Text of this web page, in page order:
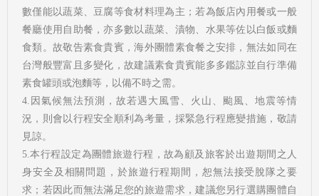
數僅能以蔬菜、豆腐等食材料理為主；若為飯店內用餐或一般
餐廳使用自助餐，亦多數以蔬菜、漬物、水果等佐以白飯或麵
食類。故敬告素食貴賓，海外團體素食餐之安排，無法如同在
台灣般豐富且多變化，故建議素食貴賓能多多鑑諒並自行準備
素食罐頭或泡麵等，以備不時之需。
4.因氣候無法預測，故若遇大風雪、火山、颱風、地震等情
況，則會以行程安全順利為考量，採緊急行程應變措施，敬請
見諒。
5.本行程設定為團體旅遊行程，故為顧及旅客於出遊期間之人
身安全及相關問題，於旅遊行程期間，恕無法接受脫隊之要
求；若因此而無法滿足您的旅遊需求，建議您另行選購團體自